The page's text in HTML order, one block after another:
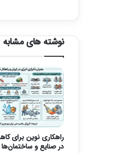
نوشته های مشابه
راهکاری نوین برای
در صنایع و ساختمان‌ها